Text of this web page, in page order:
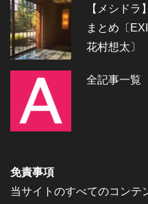
【メシド
まとめ〔
花村想太〕
全記事一覧
免責事項
当サイトのすべてのコンテ